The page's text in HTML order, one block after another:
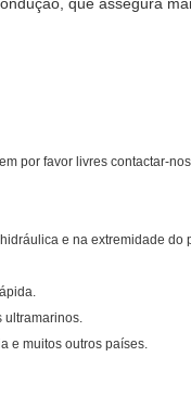
por favor livres contactar-
e na extremidade do
ultramarinos.
e muitos outros países.